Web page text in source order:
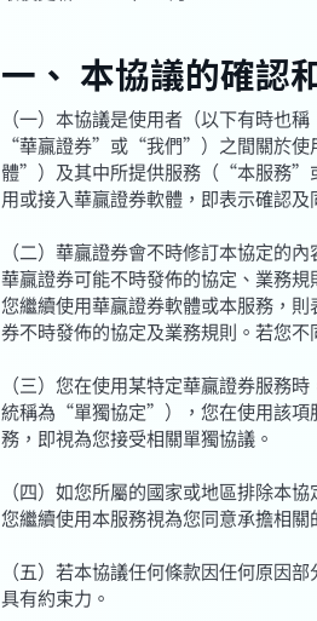
一、 本協議的確認
（一）本協議是使用者（以下有時也
“華贏證券”或“我們”）之間關於使
體”）及其中所提供服務（“本服務”
用或接入華贏證券軟體，即表示確認及
（二）華贏證券會不時修訂本協定的
華贏證券可能不時發佈的協定、業務
您繼續使用華贏證券軟體或本服務，
券不時發佈的協定及業務規則。若您
（三）您在使用某特定華贏證券服務
統稱為“單獨協定”），您在使用該項
務，即視為您接受相關單獨協議。
（四）如您所屬的國家或地區排除本
您繼續使用本服務視為您同意承擔相關
（五）若本協議任何條款因任何原因
具有約束力。